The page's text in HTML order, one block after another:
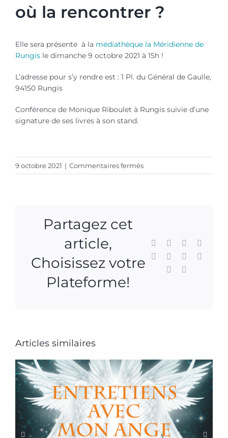
où la rencontrer ?
Elle sera présente à la médiathèque la Méridienne de
Rungisle dimanche 9 octobre 2021 à 15h !
L’adresse pour s’y rendre est : 1 Pl. du Général de Gaulle,
94150 Rungis
Conférence de Monique Riboulet à Rungis suivie d’une
signature de ses livres à son stand.
9 octobre 2021 | Commentaires ferméssur
Rungis
Médiathèque
la
Partagez cet
article,
Choisissez votre
Plateforme!
Facebook Reddit
WhatsApp
TumblrPinterest
Xing
Articles similaires
Conférence Brigitte